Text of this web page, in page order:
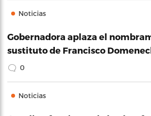
Noticias
Gobernadora aplaza el
sustituto de Francisco
0
Noticias